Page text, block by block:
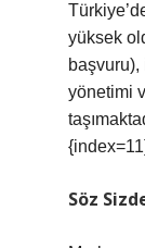
yüksek
başvuru),
yönetimi
Söz